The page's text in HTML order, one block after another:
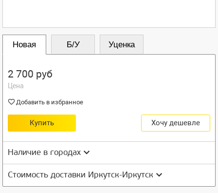
Новая Б/У Уценка
2 700 руб
Цена
Добавить в избранное
Купить Хочу дешевле
Наличие в городах
Стоимость доставки Иркутск-Иркутск